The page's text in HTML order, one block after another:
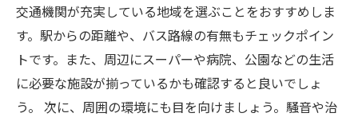
交通機関が充実している地域を選ぶことをおすすめしま
す。駅からの距離や、バス路線の有無もチェックポイン
トです。また、周辺にスーパーや病院、公園などの生活
に必要な施設が揃っているかも確認すると良いでしょ
う。 次に、周囲の環境にも目を向けましょう。騒音や治